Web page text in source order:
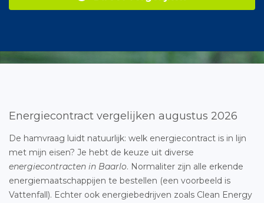
Energiecontract vergelijken augustus 2026
De hamvraag luidt natuurlijk: welk energiecontract is in lijn
met mijn eisen? Je hebt de keuze uit diverse
energiecontracten in Baarlo. Normaliter zijn alle erkende
energiemaatschappijen te bestellen (een voorbeeld is
Vattenfall). Echter ook energiebedrijven zoals Clean Energy